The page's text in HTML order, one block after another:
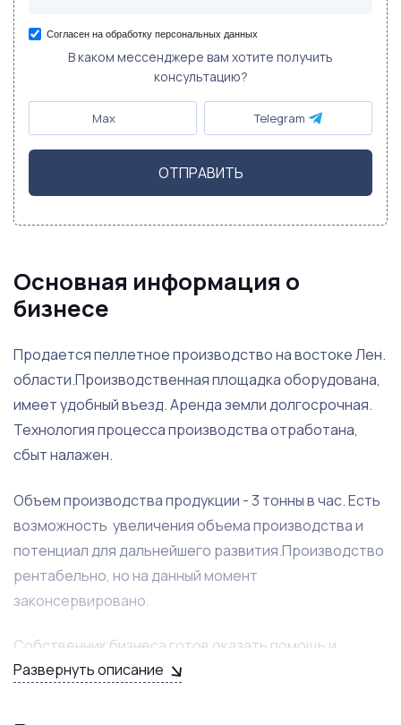
Согласен на обработку персональных данных
В каком мессенджере вам хотите получить
консультацию?
Max Telegram
ОТПРАВИТЬ
Основная информация о
бизнесе
Продается пеллетное производство на востоке Лен.
области.Производственная площадка оборудована,
имеет удобный въезд. Аренда земли долгосрочная.
Технология процесса производства отработана,
сбыт налажен.
Объем производства продукции - 3 тонны в час. Есть
возможность увеличения объема производства и
потенциал для дальнейшего развития.Производство
рентабельно, но на данный момент
законсервировано.
Собственник бизнеса готов оказать помощь и
консультации новому владельцу на первых этапах,
требуется только уверенный управляющий, который
Развернуть описание